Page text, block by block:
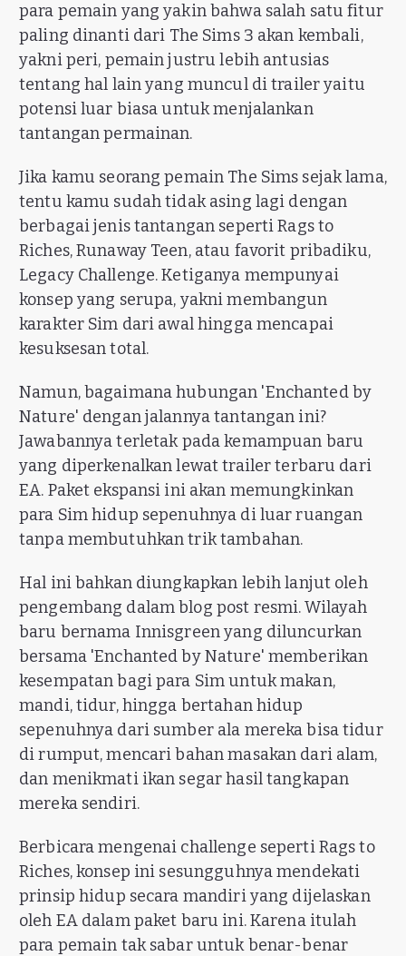
para pemain yang yakin bahwa salah satu fitur
paling dinanti dari The Sims 3 akan kembali,
yakni peri, pemain justru lebih antusias
tentang hal lain yang muncul di trailer yaitu
potensi luar biasa untuk menjalankan
tantangan permainan.
Jika kamu seorang pemain The Sims sejak lama,
tentu kamu sudah tidak asing lagi dengan
berbagai jenis tantangan seperti Rags to
Riches, Runaway Teen, atau favorit pribadiku,
Legacy Challenge. Ketiganya mempunyai
konsep yang serupa, yakni membangun
karakter Sim dari awal hingga mencapai
kesuksesan total.
Namun, bagaimana hubungan 'Enchanted by
Nature' dengan jalannya tantangan ini?
Jawabannya terletak pada kemampuan baru
yang diperkenalkan lewat trailer terbaru dari
EA. Paket ekspansi ini akan memungkinkan
para Sim hidup sepenuhnya di luar ruangan
tanpa membutuhkan trik tambahan.
Hal ini bahkan diungkapkan lebih lanjut oleh
pengembang dalam blog post resmi. Wilayah
baru bernama Innisgreen yang diluncurkan
bersama 'Enchanted by Nature' memberikan
kesempatan bagi para Sim untuk makan,
mandi, tidur, hingga bertahan hidup
sepenuhnya dari sumber ala mereka bisa tidur
di rumput, mencari bahan masakan dari alam,
dan menikmati ikan segar hasil tangkapan
mereka sendiri.
Berbicara mengenai challenge seperti Rags to
Riches, konsep ini sesungguhnya mendekati
prinsip hidup secara mandiri yang dijelaskan
oleh EA dalam paket baru ini. Karena itulah
para pemain tak sabar untuk benar-benar